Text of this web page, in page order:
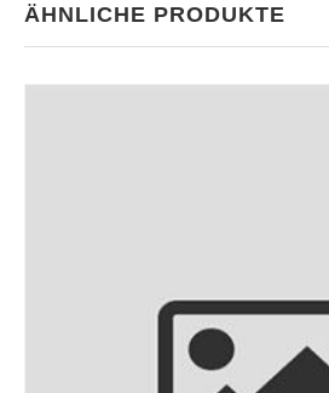
ÄHNLICHE PRODUKTE